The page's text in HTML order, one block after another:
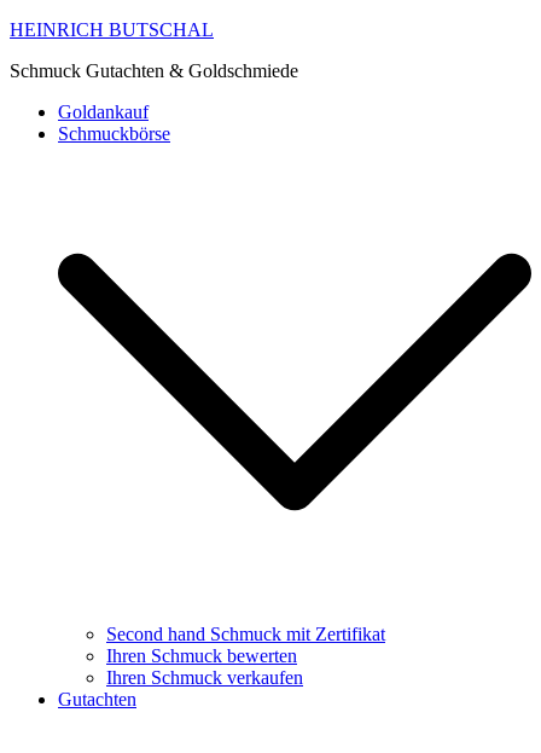
HEINRICH BUTSCHAL
Schmuck Gutachten & Goldschmiede
Goldankauf
Schmuckbörse
Second hand Schmuck mit Zertifikat
Ihren Schmuck bewerten
Ihren Schmuck verkaufen
Gutachten